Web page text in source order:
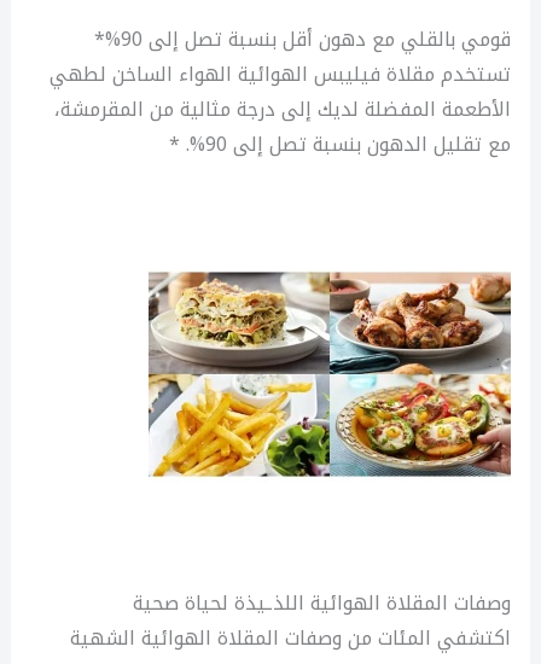
قومي بالقلي مع دهون أقل بنسبة تصل إلى 90%*
تستخدم مقلاة فيليبس الهوائية الهواء الساخن لطهي
الأطعمة المفضلة لديك إلى درجة مثالية من المقرمشة،
مع تقليل الدهون بنسبة تصل إلى 90%. *
وصفات المقلاة الهوائية اللذـيذة لحياة صحية
اكتشفي المئات من وصفات المقلاة الهوائية الشهية